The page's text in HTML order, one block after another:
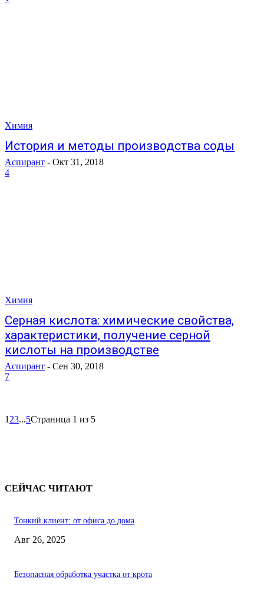
Химия
История и методы производства соды
Аспирант - Окт 31, 2018
4
Химия
Серная кислота: химические свойства,
характеристики, получение серной
кислоты на производстве
Аспирант - Сен 30, 2018
7
1 23...5Страница 1 из 5
СЕЙЧАС ЧИТАЮТ
Тонкий клиент: от офиса до дома
Авг 26, 2025
Безопасная обработка участка от крота